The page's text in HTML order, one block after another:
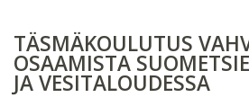
TÄSMÄKOULUTUS
OSAAMISTA
JA VESITALOUDESSA